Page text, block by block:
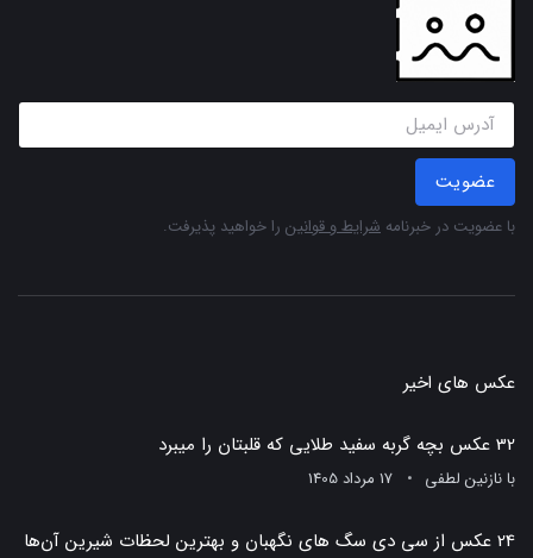
عضویت
با عضویت در خبرنامه شرایط و قوانین را خواهید پذیرفت.
عکس های اخیر
32 عکس بچه گربه سفید طلایی که قلبتان را میبرد
بانازنین لطفی 17 مرداد 1405
24 عکس از سی دی سگ های نگهبان و بهترین لحظات شیرین آن‌ها